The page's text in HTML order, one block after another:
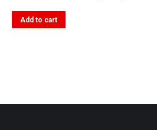
Add to cart